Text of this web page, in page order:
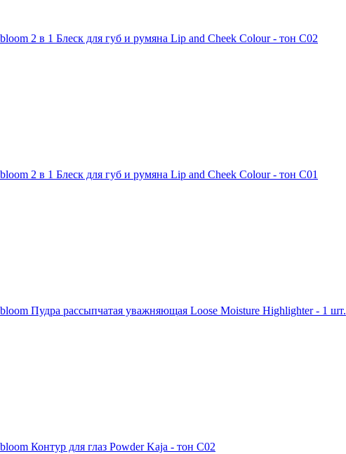
2 в 1 Блеск для губ и румяна Lip and Cheek Colour - тон С02
2 в 1 Блеск для губ и румяна Lip and Cheek Colour - тон С01
Пудра рассыпчатая уважняющая Loose Moisture Highlighter - 1 шт.
Контур для глаз Powder Kaja - тон С02